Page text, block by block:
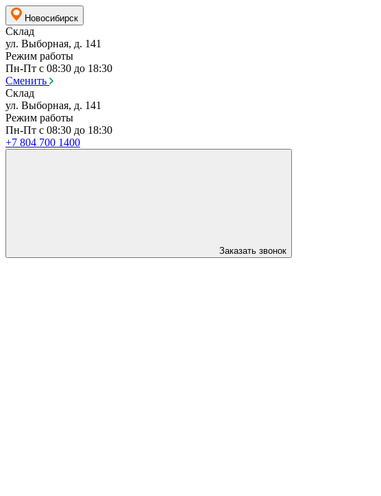
Новосибирск
Склад
ул. Выборная, д. 141
Режим работы
Пн-Пт с 08:30 до 18:30
Сменить
Склад
ул. Выборная, д. 141
Режим работы
Пн-Пт с 08:30 до 18:30
+7 804 700 1400
Заказать звонок